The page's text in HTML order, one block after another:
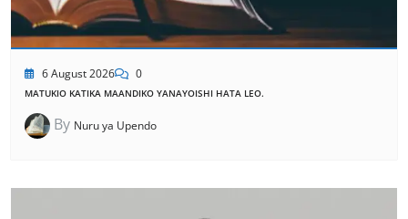
6 August 2026 0
MATUKIO KATIKA MAANDIKO YANAYOISHI HATA LEO.
By Nuru ya Upendo